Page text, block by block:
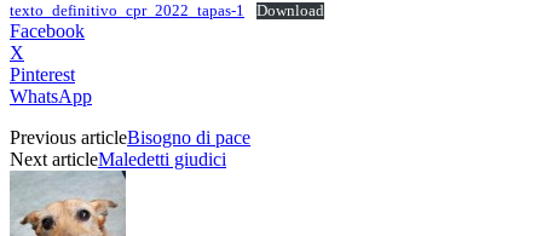
texto_definitivo_cpr_2022_tapas-1 Download
Facebook
X
Pinterest
WhatsApp
Previous articleBisogno di pace
Next articleMaledetti giudici